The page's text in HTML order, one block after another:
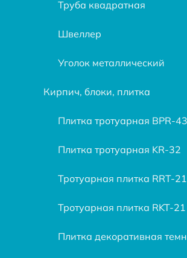
Труба квадратная
Швеллер
Уголок металлический
Кирпич, блоки, плитка
Плитка тротуарная BPR-43
Плитка тротуарная KR-32
Тротуарная плитка RRT-21
Тротуарная плитка RKT-21
Плитка декоративная